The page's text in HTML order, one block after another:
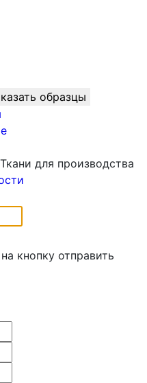
образцы
для производства
кнопку отправить